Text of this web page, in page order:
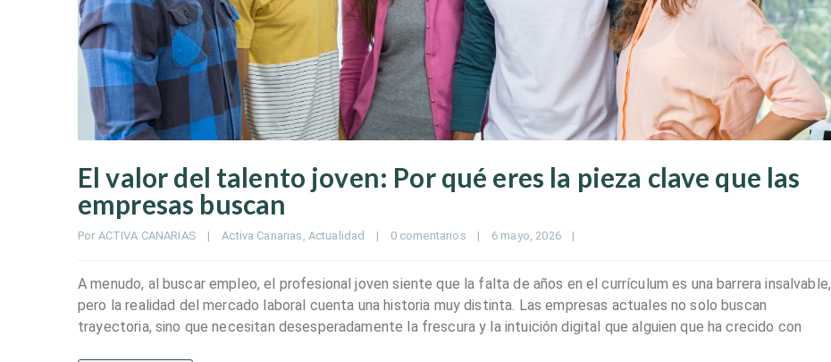
El valor del talento joven: Por qué eres la pieza clave que las
empresas buscan
Por ACTIVA CANARIAS | Activa Canarias , Actualidad | 0 comentarios | 6 mayo, 2026 |
A menudo, al buscar empleo, el profesional joven siente que la falta de años en el currículum es una barrera insalvable,
pero la realidad del mercado laboral cuenta una historia muy distinta. Las empresas actuales no solo buscan
trayectoria, sino que necesitan desesperadamente la frescura y la intuición digital que alguien que ha crecido con